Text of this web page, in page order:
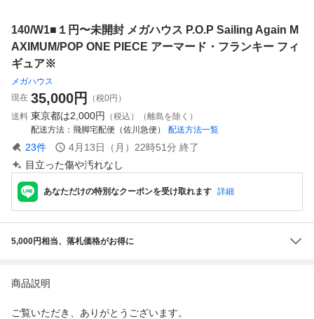
140/W1■１円〜未開封 メガハウス P.O.P Sailing Again M
AXIMUM/POP ONE PIECE アーマード・フランキー フィ
ギュア※
メガハウス
現在 35,000円
（税0円）
送料 東京都は2,000円
（税込）（離島を除く）
配送方法
飛脚宅配便（佐川急便） 配送方法一覧
23件 4月13日（月）22時51分 終了
目立った傷や汚れなし
あなただけの特別なクーポンを受け取れます 詳細
5,000円相当、落札価格がお得に
商品説明
ご覧いただき、ありがとうございます。